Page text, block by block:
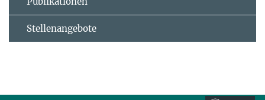
Stellenangebote